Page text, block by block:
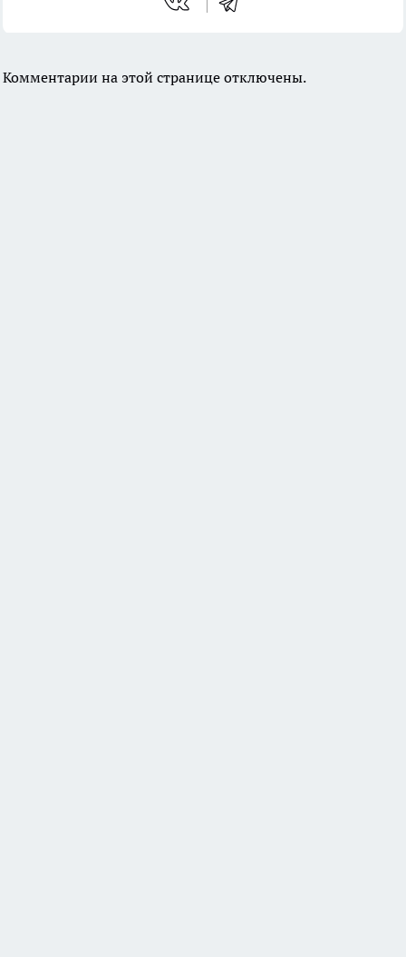
Комментарии на этой странице отключены.